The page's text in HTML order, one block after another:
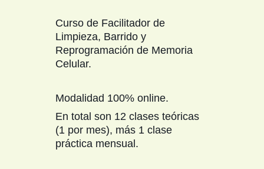
Curso de Facilitador de
Limpieza, Barrido y
Reprogramación de Memoria
Celular.
Modalidad 100% online.
En total son 12 clases teóricas
(1 por mes), más 1 clase
práctica mensual.